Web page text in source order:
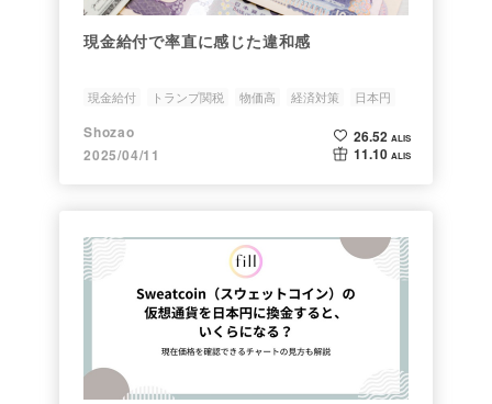
現金給付で率直に感じた違和感
現金給付 トランプ関税 物価高 経済対策 日本円
Shozao
2025/04/11
26.52 ALIS
11.10 ALIS